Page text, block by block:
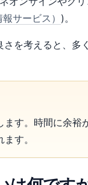
サービス） )。
を考えると、多
す。時間に余裕
す。